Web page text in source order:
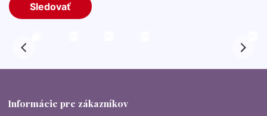
Informácie pre zákazníkov